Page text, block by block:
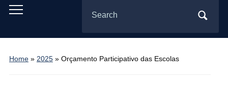
Toggle
menu
for:
Home» 2025» Orçamento Participativo das Escolas